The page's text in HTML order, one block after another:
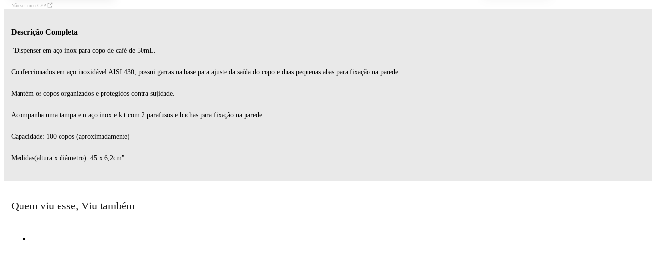
Não sei meu CEP
Descrição Completa
"Dispenser em aço inox para copo de café de 50mL.
Confeccionados em aço inoxidável AISI 430, possui garras na base para ajuste da saída do copo e duas pequenas abas para fixação na parede.
Mantém os copos organizados e protegidos contra sujidade.
Acompanha uma tampa em aço inox e kit com 2 parafusos e buchas para fixação na parede.
Capacidade: 100 copos (aproximadamente)
Medidas(altura x diâmetro): 45 x 6,2cm"
Quem viu esse, Viu também